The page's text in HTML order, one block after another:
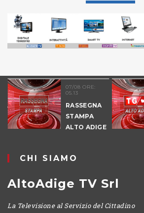
07/08 ORE:
05.13
RASSEGNA
STAMPA
ALTO ADIGE
CHI SIAMO
AltoAdige TV Srl
La Televisione al Servizio del Cittadino